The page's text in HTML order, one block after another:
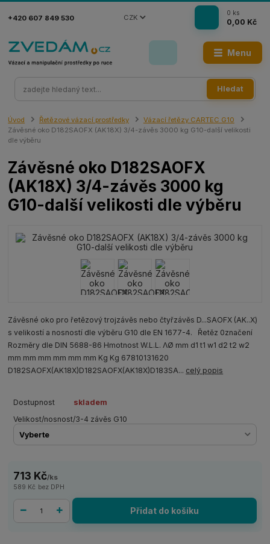
Menu
CZK
Hledat
+420 607 849 530
0 ks
0,00 Kč
Úvod Řetězové vázací prostředky
Vázací řetězy CARTEC G10
Závěsné oko D182SAOFX (AK18X) 3/4-závěs 3000 kg G10-další velikosti
dle výběru
Závěsné oko D182SAOFX
(AK18X) 3/4-závěs 3000 kg
G10-další velikosti dle výběru
Závěsné oko pro řetězový trojzávěs nebo čtyřzávěs D...SAOFX (AK..X)
s velikostí a nosností dle výběru G10 dle EN 1677-4. Řetěz 0značení
Rozměry dle DIN 5688-86 Hmotnost W.L.L. ΛØ mm d1 t1 w1 d2 t2 w2
mm mm mm mm mm mm Kg Kg 67810131620
D182SAOFX(AK18X)D182SAOFX(AK18X)D183SA... celý popis
Dostupnost
skladem
Velikost/nosnost/3-4 závěs G10
713 Kč/ks
589 Kč bez DPH
Přidat do košíku